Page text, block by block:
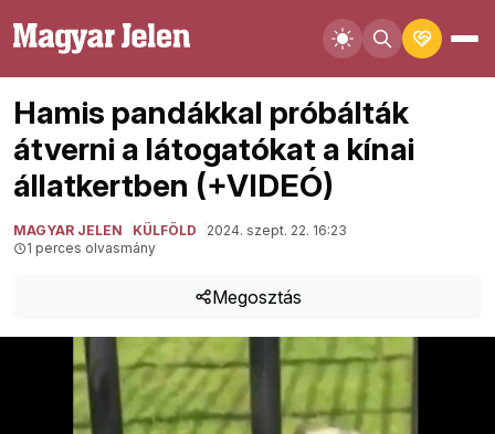
Hamis pandákkal próbálták
átverni a látogatókat a kínai
állatkertben (+VIDEÓ)
MAGYAR JELEN KÜLFÖLD
2024. szept. 22. 16:23
1 perces olvasmány
Megosztás